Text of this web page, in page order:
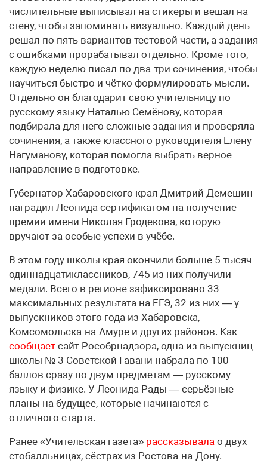
числительные выписывал на стикеры и вешал на
стену, чтобы запоминать визуально. Каждый день
решал по пять вариантов тестовой части, а задания
с ошибками прорабатывал отдельно. Кроме того,
каждую неделю писал по два-три сочинения, чтобы
научиться быстро и чётко формулировать мысли.
Отдельно он благодарит свою учительницу по
русскому языку Наталью Семёнову, которая
подбирала для него сложные задания и проверяла
сочинения, а также классного руководителя Елену
Нагуманову, которая помогла выбрать верное
направление в подготовке.
Губернатор Хабаровского края Дмитрий Демешин
наградил Леонида сертификатом на получение
премии имени Николая Гродекова, которую
вручают за особые успехи в учёбе.
В этом году школы края окончили больше 5 тысяч
одиннадцатиклассников, 745 из них получили
медали. Всего в регионе зафиксировано 33
максимальных результата на ЕГЭ, 32 из них — у
выпускников этого года из Хабаровска,
Комсомольска-на-Амуре и других районов. Как
сообщает сайт Рособрнадзора, одна из выпускниц
школы № 3 Советской Гавани набрала по 100
баллов сразу по двум предметам — русскому
языку и физике. У Леонида Рады — серьёзные
планы на будущее, которые начинаются с
отличного старта.
Ранее «Учительская газета» рассказывала о двух
стобалльницах, сёстрах из Ростова-на-Дону.